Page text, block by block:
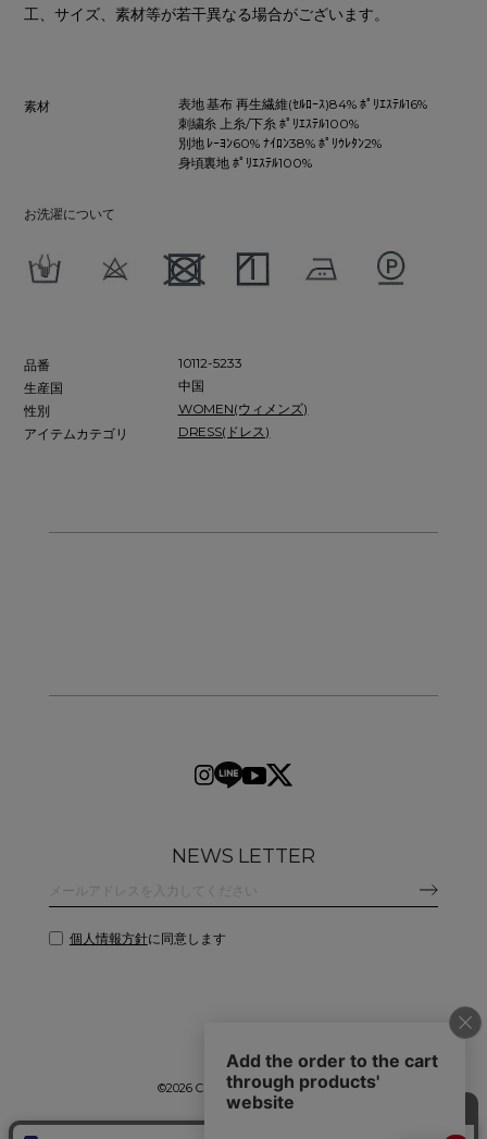
工、サイズ、素材等が若干異なる場合がございます。
素材
表地 基布 再生繊維(ｾﾙﾛｰｽ)84% ﾎﾟﾘｴｽﾃﾙ16%
刺繍糸 上糸/下糸 ﾎﾟﾘｴｽﾃﾙ100%
別地 ﾚｰﾖﾝ60% ﾅｲﾛﾝ38% ﾎﾟﾘｳﾚﾀﾝ2%
身頃裏地 ﾎﾟﾘｴｽﾃﾙ100%
お洗濯について
品番
10112-5233
生産国
中国
性別
WOMEN(ウィメンズ)
アイテムカテゴリ
DRESS(ドレス)
NEWS LETTER
個人情報方針に同意します
©2026 CLANE DESIGN CO.,LTD